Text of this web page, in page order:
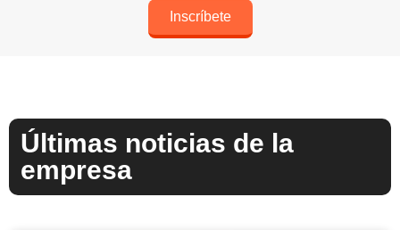
Inscríbete
Últimas noticias de la
empresa